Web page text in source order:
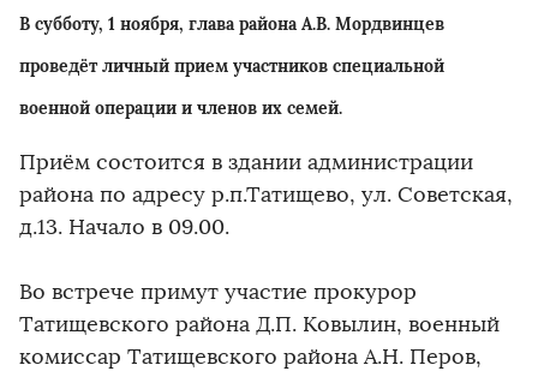
В субботу, 1 ноября, глава района А.В. Мордвинцев
проведёт личный прием участников специальной
военной операции и членов их семей.
Приём состоится в здании администрации
района по адресу р.п.Татищево, ул. Советская,
д.13. Начало в 09.00.
Во встрече примут участие прокурор
Татищевского района Д.П. Ковылин, военный
комиссар Татищевского района А.Н. Перов,